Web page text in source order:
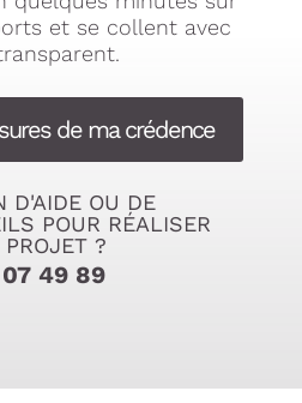
et se collent avec
de ma crédence
D'AIDE OU DE
POUR RÉALISER
?
49 89